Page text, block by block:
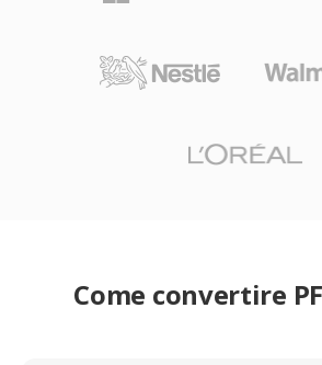
Come convertire